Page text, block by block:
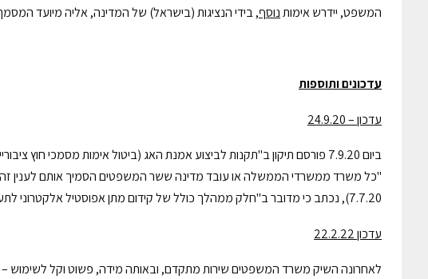
המשפט, יידרש אימותנוסף, בידי הנציגות (בישראל) של המדינה, אליה מיועד
עדכונים ותוספות
עדכון – 24.9.20
ביום 7.9.20 פורסם תיקון ב"תקנות לביצוע אמנת האג (ביטול אימות מסמכי
"כל משרד ממשרדי הממשלה או עובד מדינה ששר המשפטים הסמיך אותם לענין זה
7.7.20), נכתב כי מדובר ב"חלק ממהלך כולל של קידום מתן אפוסטיל אלקטרוני לתעודות ציבוריות אלקטרוניות ללא צורך בהגעה פיזית של מבקש השירות".
עדכון 22.2.22
לאחרונה השיק משרד המשפטים שירות מתקדם, ובאותה מידה, פשוט וקל לשימוש